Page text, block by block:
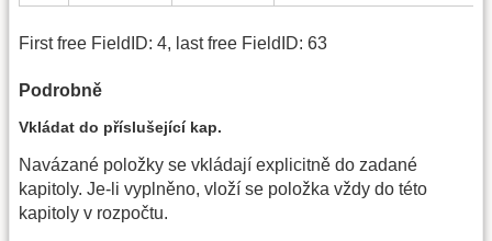
First free FieldID: 4, last free FieldID: 63
Podrobně
Vkládat do příslušející kap.
Navázané položky se vkládají explicitně do zadané
kapitoly. Je-li vyplněno, vloží se položka vždy do této
kapitoly v rozpočtu.